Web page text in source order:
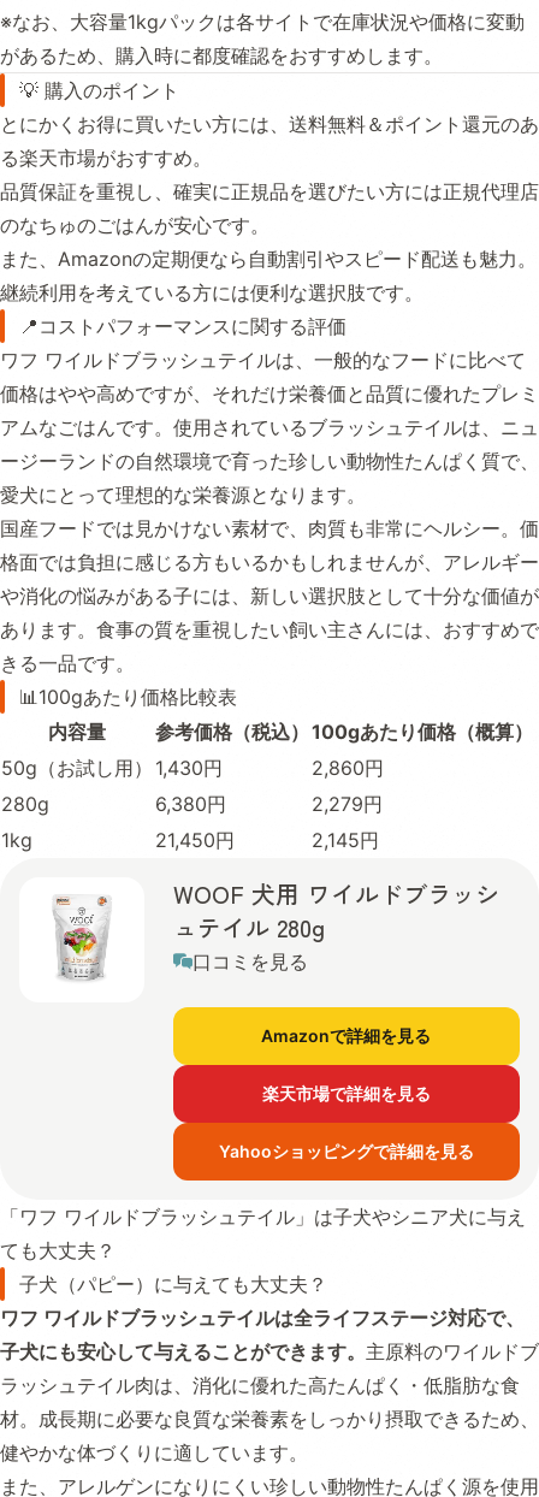
※なお、大容量1kgパックは各サイトで在庫状況や価格に変動
があるため、購入時に都度確認をおすすめします。
💡 購入のポイント
とにかくお得に買いたい方には、送料無料＆ポイント還元のあ
る楽天市場がおすすめ。
品質保証を重視し、確実に正規品を選びたい方には正規代理店
のなちゅのごはんが安心です。
また、Amazonの定期便なら自動割引やスピード配送も魅力。
継続利用を考えている方には便利な選択肢です。
📍コストパフォーマンスに関する評価
ワフ ワイルドブラッシュテイルは、一般的なフードに比べて
価格はやや高めですが、それだけ栄養価と品質に優れたプレミ
アムなごはんです。使用されているブラッシュテイルは、ニュ
ージーランドの自然環境で育った珍しい動物性たんぱく質で、
愛犬にとって理想的な栄養源となります。
国産フードでは見かけない素材で、肉質も非常にヘルシー。価
格面では負担に感じる方もいるかもしれませんが、アレルギー
や消化の悩みがある子には、新しい選択肢として十分な価値が
あります。食事の質を重視したい飼い主さんには、おすすめで
きる一品です。
📊100gあたり価格比較表
内容量
参考価格（税込） 100gあたり価格（概算）
50g（お試し用）
1,430円
2,860円
280g
6,380円
2,279円
1kg
21,450円 2,145円
WOOF 犬用 ワイルドブラッシ
ュテイル 280g
口コミを見る
Amazonで詳細を見る
楽天市場で詳細を見る
Yahooショッピングで詳細を見る
「ワフ ワイルドブラッシュテイル」は子犬やシニア犬に与え
ても大丈夫？
子犬（パピー）に与えても大丈夫？
ワフ ワイルドブラッシュテイルは全ライフステージ対応で、
子犬にも安心して与えることができます。 主原料のワイルドブ
ラッシュテイル肉は、消化に優れた高たんぱく・低脂肪な食
材。成長期に必要な良質な栄養素をしっかり摂取できるため、
健やかな体づくりに適しています。
また、アレルゲンになりにくい珍しい動物性たんぱく源を使用